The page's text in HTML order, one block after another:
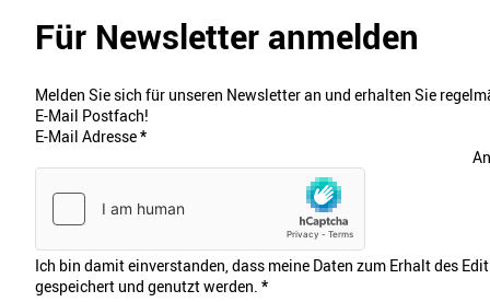
Für Newsletter anmelden
Melden Sie sich für unseren Newsletter an und erhalten Sie
E-Mail Postfach!
E-Mail Adresse*
Ich bin damit einverstanden, dass meine Daten zum Erhalt des
gespeichert und genutzt werden. *